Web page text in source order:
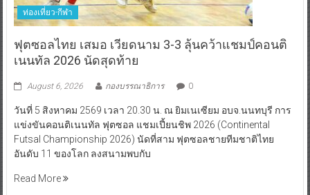
ท่องเที่ยว-กีฬา
ฟุตซอลไทย เสมอ เวียดนาม 3-3 ลุ้นคว้าแชมป์คอนติ
เนนทัล 2026 นัดสุดท้าย
August 6, 2026 กองบรรณาธิการ 0
วันที่ 5 สิงหาคม 2569 เวลา 20.30 น. ณ ยิมเนเซียม อบจ.นนทบุรี การ
แข่งขันคอนติเนนทัล ฟุตซอล แชมเปี้ยนชิพ 2026 (Continental
Futsal Championship 2026) นัดที่สาม ฟุตซอลชายทีมชาติไทย
อันดับ 11 ของโลก ลงสนามพบกับ
Read More